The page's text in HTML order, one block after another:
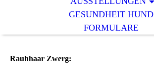
GESUNDHEIT HUND
FORMULARE
Rauhhaar Zwerg: